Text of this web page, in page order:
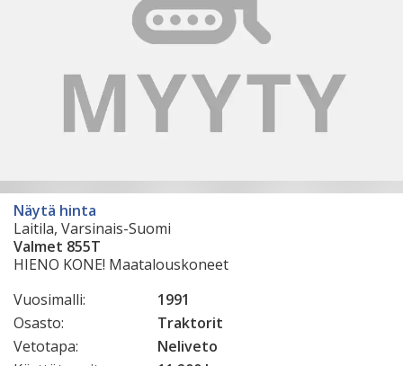
Näytä hinta
Laitila, Varsinais-Suomi
Valmet 855T
HIENO KONE! Maatalouskoneet
Vuosimalli:
1991
Osasto:
Traktorit
Vetotapa:
Neliveto